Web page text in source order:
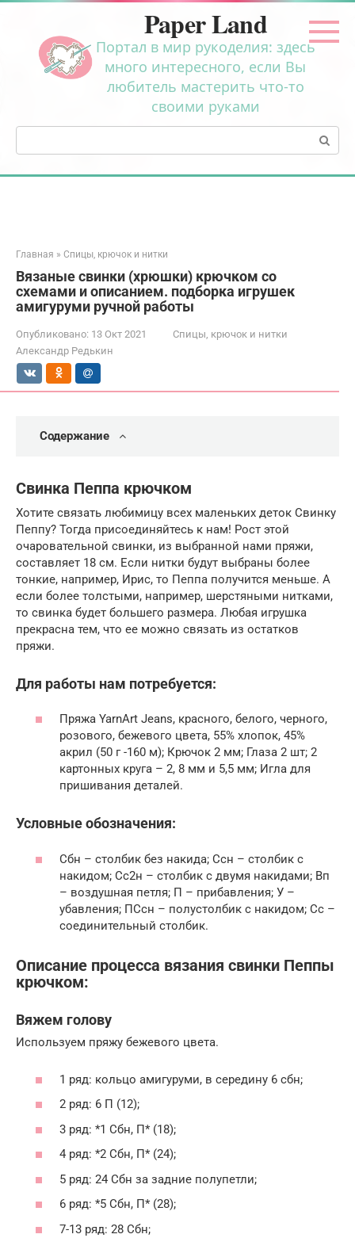
Перейти
контенту
Paper Land
Портал в мир рукоделия: здесь
много интересного, если Вы
любитель мастерить что-то
своими руками
Поиск:
Главная » Спицы, крючок и нитки
Вязаные свинки (хрюшки) крючком со
схемами и описанием. подборка игрушек
амигуруми ручной работы
Опубликовано: 13 Окт 2021
Спицы, крючок и нитки
Александр Редькин
Содержание
Свинка Пеппа крючком
Хотите связать любимицу всех маленьких деток Свинку
Пеппу? Тогда присоединяйтесь к нам! Рост этой
очаровательной свинки, из выбранной нами пряжи,
составляет 18 см. Если нитки будут выбраны более
тонкие, например, Ирис, то Пеппа получится меньше. А
если более толстыми, например, шерстяными нитками,
то свинка будет большего размера. Любая игрушка
прекрасна тем, что ее можно связать из остатков
пряжи.
Для работы нам потребуется:
Пряжа YarnArt Jeans, красного, белого, черного,
розового, бежевого цвета, 55% хлопок, 45%
акрил (50 г -160 м); Крючок 2 мм; Глаза 2 шт; 2
картонных круга – 2, 8 мм и 5,5 мм; Игла для
пришивания деталей.
Условные обозначения:
Сбн – столбик без накида; Ссн – столбик с
накидом; Сс2н – столбик с двумя накидами; Вп
– воздушная петля; П – прибавления; У –
убавления; ПСсн – полустолбик с накидом; Сс –
соединительный столбик.
Описание процесса вязания свинки Пеппы
крючком:
Вяжем голову
Используем пряжу бежевого цвета.
1 ряд: кольцо амигуруми, в середину 6 сбн;
2 ряд: 6 П (12);
3 ряд: *1 Сбн, П* (18);
4 ряд: *2 Сбн, П* (24);
5 ряд: 24 Сбн за задние полупетли;
6 ряд: *5 Сбн, П* (28);
7-13 ряд: 28 Сбн;